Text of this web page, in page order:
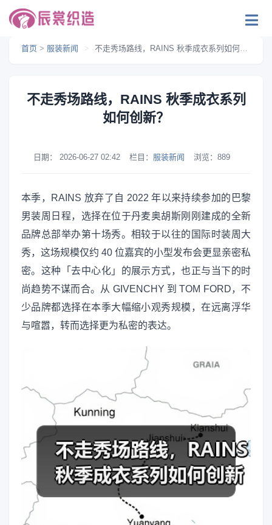
首页 > 服装新闻 > 不走秀场路线，RAINS 秋季成衣系列如何创新？
不走秀场路线，RAINS 秋季成衣系列
如何创新？
日期： 2026-06-27 02:42 栏目： 服装新闻 浏览： 889
本季，RAINS 放弃了自 2022 年以来持续参加的巴黎
男装周日程，选择在位于丹麦奥胡斯刚刚建成的全新
品牌总部举办第十场秀。相较于以往的国际时装周大
秀，这场规模仅约 40 位嘉宾的小型发布会更显亲密私
密。这种「去中心化」的展示方式，也正与当下的时
尚趋势不谋而合。从 GIVENCHY 到 TOM FORD，不
少品牌都选择在本季大幅缩小观秀规模，在远离浮华
与喧嚣，转而选择更为私密的表达。